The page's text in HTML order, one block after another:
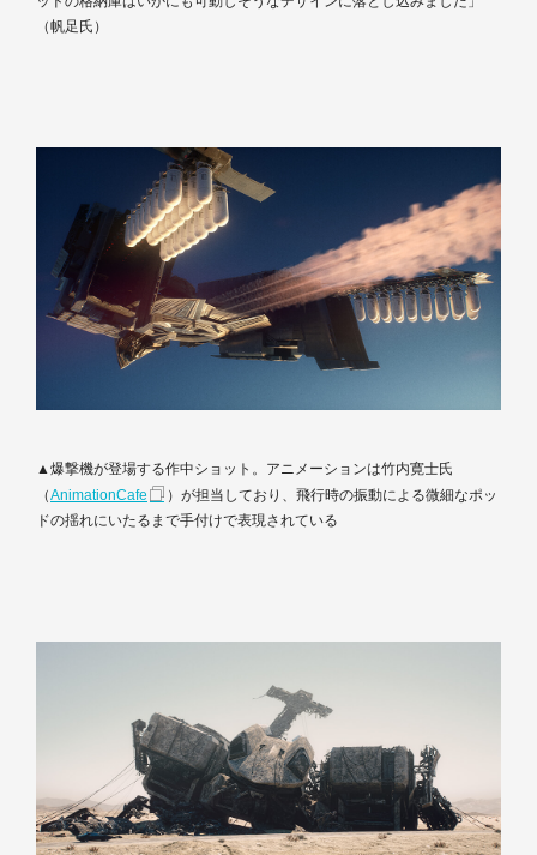
（帆足氏）
▲爆撃機が登場する作中ショット。アニメーションは竹内寛士氏
（AnimationCafe
）が担当しており、飛行時の振動による微細なポッ
ドの揺れにいたるまで手付けで表現されている